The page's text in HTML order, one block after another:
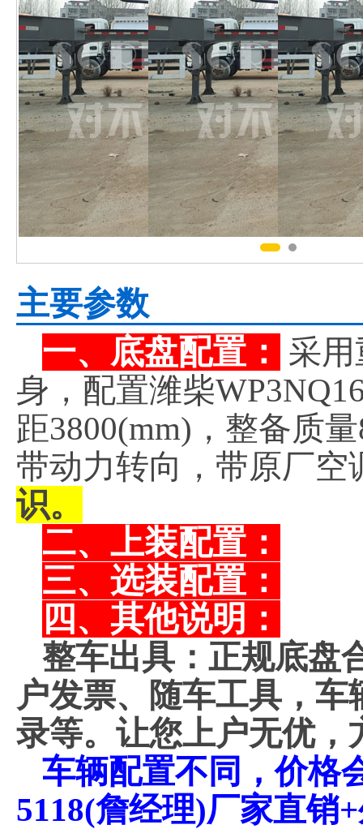
主要参数
一、底盘配置：
采用
身，配置潍柴
距3800(mm)，整备质
带动力转向，带原厂空
识。
二、上装配置：
三、选装配置：
四、其他说明：
整车出具：正规底盘
户发票、随车工具，
录等。让您上户无优，
车辆配置不同，价格
5118(詹经理)厂家直销